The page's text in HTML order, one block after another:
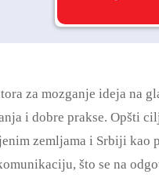
za mozganje ideja
i dobre prakse. Opšti
zemljama i Srbiji
što se na